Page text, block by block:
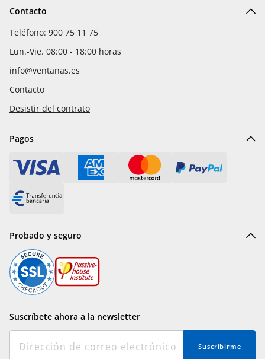
Contacto
Teléfono: 900 75 11 75
Lun.-Vie. 08:00 - 18:00 horas
info@ventanas.es
Contacto
Desistir del contrato
Pagos
Probado y seguro
Suscríbete ahora a la newsletter
Suscribirme